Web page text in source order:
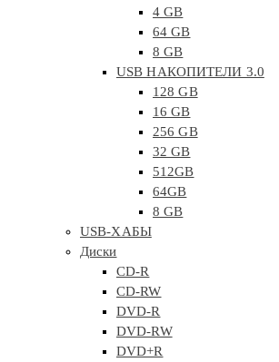
4 GB
64 GB
8 GB
USB НАКОПИТЕЛИ 3.0
128 GB
16 GB
256 GB
32 GB
512GB
64GB
8 GB
USB-ХАБЫ
Диски
CD-R
CD-RW
DVD-R
DVD-RW
DVD+R